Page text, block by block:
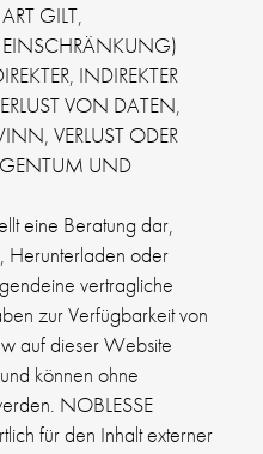
GILT,
EINSCHRÄNKUNG)
INDIREKTER
VON DATEN,
VERLUST ODER
UND
eine Beratung dar,
Herunterladen oder
vertragliche
zur Verfügbarkeit von
auf dieser Website
können ohne
NOBLESSE
für den Inhalt externer